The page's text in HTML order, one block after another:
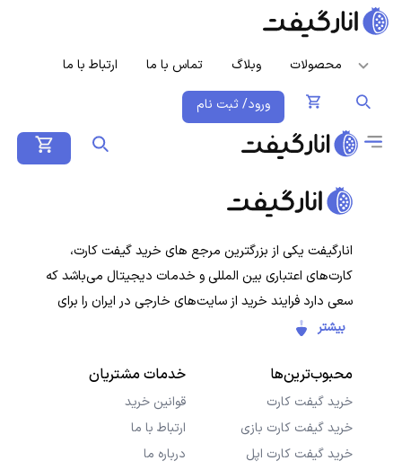
محصولات وبلاگ تماس با ما ارتباط با ما
ورود/ ثبت نام
انارگیفت یکی از بزرگترین مرجع های خرید گیفت کارت،
کارت‌های اعتباری بین المللی و خدمات دیجیتال می‌باشد که
سعی دارد فرایند خرید از سایت‌های خارجی در ایران را برای
کاربران ایرانی ساده‌تر کند. هدف ما ارائه تجربه‌ای سریع، امن و
کاربران با خیال راحت خرید کنند و در کمترین زمان دریافت
کنند.
بیشتر
محبوب‌ترین‌ها
خرید گیفت کارت
خرید گیفت کارت بازی
خرید گیفت کارت اپل
خدمات مشتریان
قوانین خرید
ارتباط با ما
درباره ما